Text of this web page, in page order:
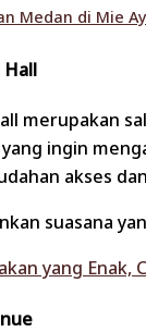
Medan di Mie
Hall
merupakan
ingin
akses
suasana
yang Enak,